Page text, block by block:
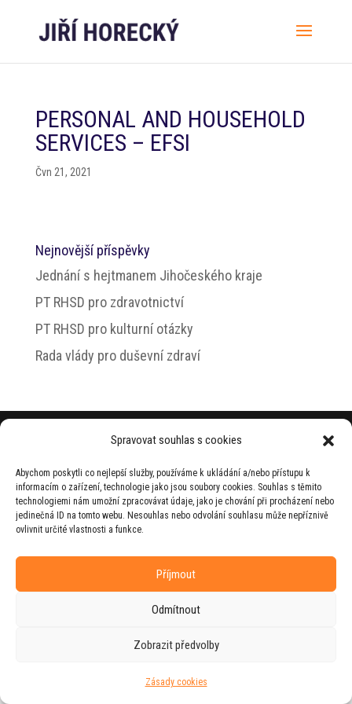
Spravovat souhlas s cookies
Abychom poskytli co nejlepší služby, používáme k ukládání a/nebo přístupu k
informacím o zařízení, technologie jako jsou soubory cookies. Souhlas s těmito
technologiemi nám umožní zpracovávat údaje, jako je chování při procházení nebo
jedinečná ID na tomto webu. Nesouhlas nebo odvolání souhlasu může nepříznivě
ovlivnit určité vlastnosti a funkce.
Příjmout
Odmítnout
Zobrazit předvolby
Zásady cookies
PERSONAL AND HOUSEHOLD
SERVICES – EFSI
Čvn 21, 2021
Nejnovější příspěvky
Jednání s hejtmanem Jihočeského kraje
PT RHSD pro zdravotnictví
PT RHSD pro kulturní otázky
Rada vlády pro duševní zdraví
© 2026 Jiří Horecký – Osobní stránky Jiřího
Web vytvořila firmaRUDIve spolupráci s
agenturouZEST BRAND.